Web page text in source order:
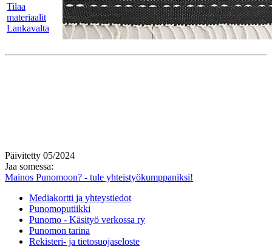
Tilaa
materiaalit
Lankavalta
Päivitetty 05/2024
Jaa somessa:
Mainos Punomoon? - tule yhteistyökumppaniksi!
Mediakortti ja yhteystiedot
Punomoputiikki
Punomo - Käsityö verkossa ry
Punomon tarina
Rekisteri- ja tietosuojaseloste